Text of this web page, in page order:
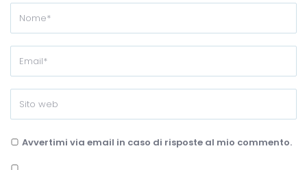
Avvertimi via email in caso di risposte al mio commento.